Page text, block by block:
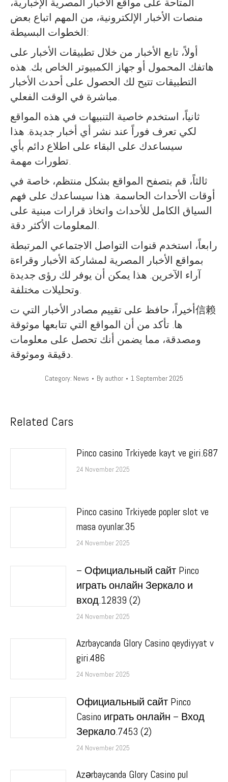
منصات الأخبار الإلكترونية، من المهم اتباع بعض
الخطوات البسيطة:
أولاً، تابع الأخبار من خلال تطبيقات الأخبار على
هاتفك المحمول أو جهاز الكمبيوتر الخاص بك. هذه
التطبيقات تتيح لك الحصول على أحدث الأخبار
مباشرة في الوقت الفعلي.
ثانياً، استخدم خاصية التنبيهات في هذه المواقع
لكي تعرف فوراً عند نشر أي أخبار جديدة. هذا
سيساعدك على البقاء على اطلاع دائم بأي
تطورات مهمة.
ثالثاً، قم بتصفح المواقع بشكل منتظم، خاصة في
أوقات الأحداث الحاسمة. هذا سيساعدك على فهم
السياق الكامل للأحداث واتخاذ قرارات مبنية على
المعلومات الأكثر دقة.
رابعاً، استخدم قنوات التواصل الاجتماعي المرتبطة
بمواقع الأخبار المصرية لمشاركة الأخبار وقراءة
آراء الآخرين. هذا يمكن أن يوفر لك رؤى جديدة
وتحليلات مختلفة.
أخيراً، حافظ على تقييم مصادر الأخبار التي ت信赖
ها. تأكد من أن المواقع التي تتابعها موثوقة
ومصدقة، مما يضمن أنك تحصل على معلومات
دقيقة وموثوقة.
Category: News By author 1 September 2025
Related Cars
Pinco casino Trkiyede kayt ve giri.687
24 November 2025
Pinco casino Trkiyede popler slot ve
masa oyunlar.35
24 November 2025
– Официальный сайт Pinco
играть онлайн Зеркало и
вход.12839 (2)
24 November 2025
Azrbaycanda Glory Casino qeydiyyat v
giri.486
24 November 2025
Официальный сайт Pinco
Casino играть онлайн – Вход
Зеркало.7453 (2)
24 November 2025
Azərbaycanda Glory Casino pul